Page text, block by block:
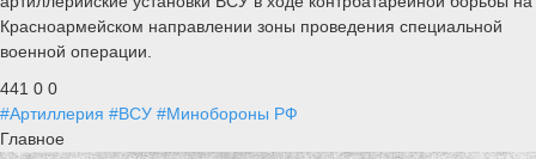
Красноармейском направлении зоны проведения специальной
военной операции.
441 0 0
#Артиллерия #ВСУ #Минобороны РФ
Главное